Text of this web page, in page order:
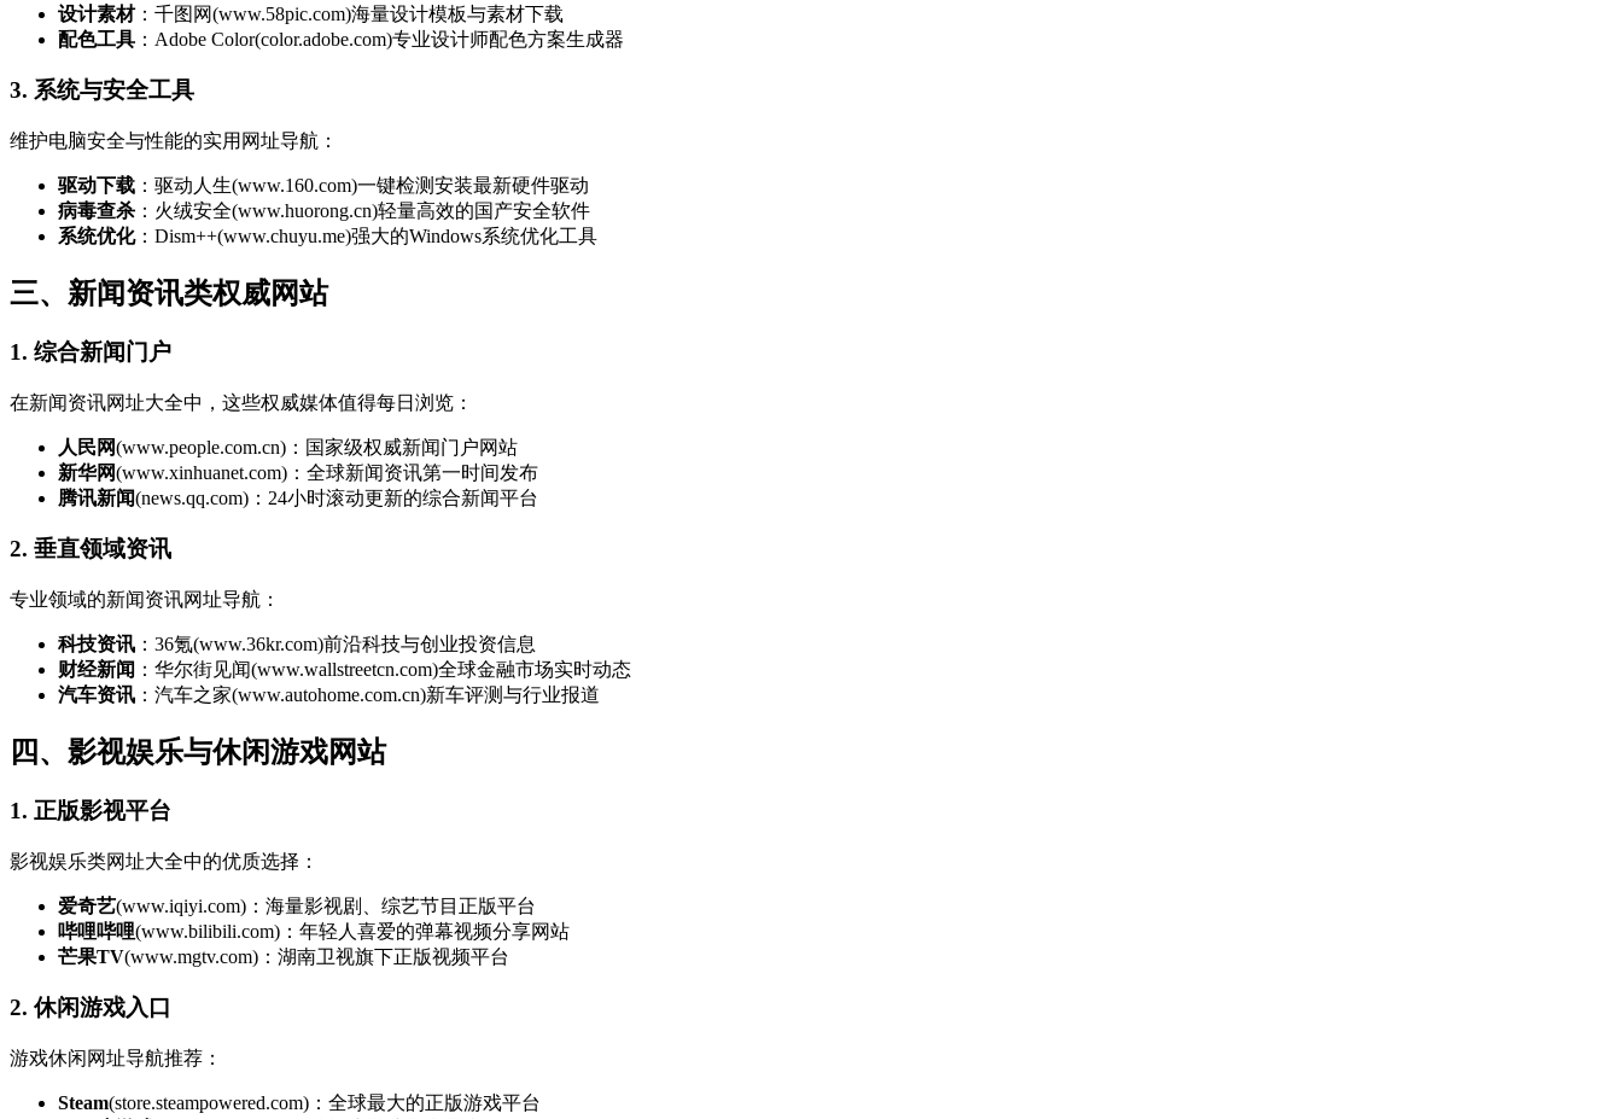
设计素材：千图网(www.58pic.com)海量设计模板与素材下载
配色工具 ：Adobe Color(color.adobe.com)专业设计师配色方案生成器
3. 系统与安全工具
维护电脑安全与性能的实用网址导航：
驱动下载 ：驱动人生(www.160.com)一键检测安装最新硬件驱动
病毒查杀 ：火绒安全(www.huorong.cn)轻量高效的国产安全软件
系统优化：Dism++(www.chuyu.me)强大的Windows系统优化工具
三、新闻资讯类权威网站
1. 综合新闻门户
在新闻资讯网址大全中，这些权威媒体值得每日浏览：
人民网(www.people.com.cn)：国家级权威新闻门户网站
新华网(www.xinhuanet.com)：全球新闻资讯第一时间发布
腾讯新闻(news.qq.com)：24小时滚动更新的综合新闻平台
2. 垂直领域资讯
专业领域的新闻资讯网址导航：
科技资讯 ：36氪(www.36kr.com)前沿科技与创业投资信息
财经新闻 ：华尔街见闻(www.wallstreetcn.com)全球金融市场实时动态
汽车资讯 ：汽车之家(www.autohome.com.cn)新车评测与行业报道
四、影视娱乐与休闲游戏网站
1. 正版影视平台
影视娱乐类网址大全中的优质选择：
爱奇艺(www.iqiyi.com)：海量影视剧、综艺节目正版平台
哔哩哔哩(www.bilibili.com)：年轻人喜爱的弹幕视频分享网站
芒果TV(www.mgtv.com)：湖南卫视旗下正版视频平台
2. 休闲游戏入口
游戏休闲网址导航推荐：
Steam(store.steampowered.com)：全球最大的正版游戏平台